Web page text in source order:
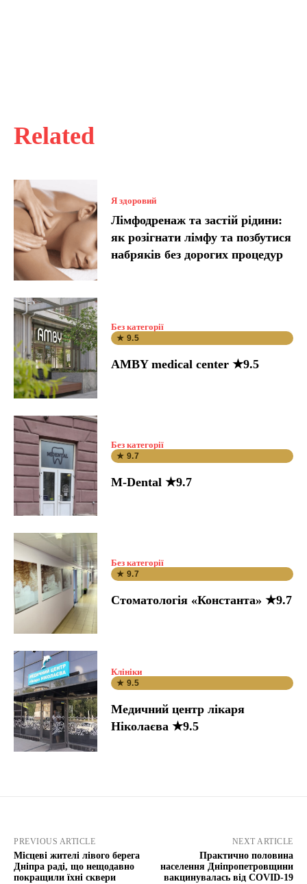
Related
Я здоровий
Лімфодренаж та застій рідини:
як розігнати лімфу та позбутися
набряків без дорогих процедур
Без категорії
★ 9.5
AMBY medical center ★9.5
Без категорії
★ 9.7
M-Dental ★9.7
Без категорії
★ 9.7
Стоматологія «Константа» ★9.7
Клініки
★ 9.5
Медичний центр лікаря
Ніколаєва ★9.5
PREVIOUS ARTICLE
Місцеві жителі лівого берега
Дніпра раді, що нещодавно
покращили їхні сквери
NEXT ARTICLE
Практично половина
населення Дніпропетровщини
вакцинувалась від COVID-19